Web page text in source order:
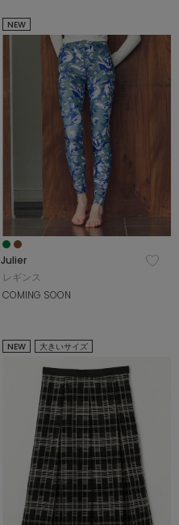
NEW
Julier
レギンス
COMING SOON
NEW 大きいサイズ